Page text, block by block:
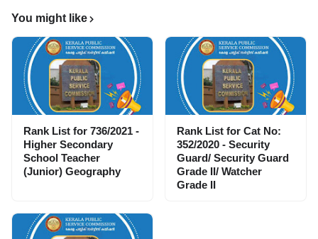
You might like
Rank List for 736/2021 -
Higher Secondary
School Teacher
(Junior) Geography
Rank List for Cat No:
352/2020 - Security
Guard/ Security Guard
Grade II/ Watcher
Grade II